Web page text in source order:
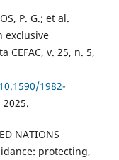
P. G.; et al.
exclusive
CEFAC, v. 25, n. 5,
1982-
2025.
NATIONS
protecting,